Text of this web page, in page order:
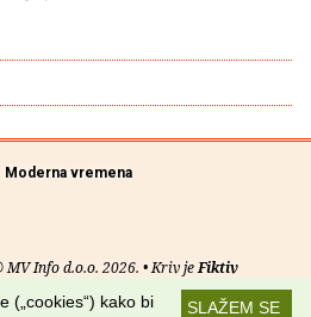
Moderna vremena
Info d.o.o. 2026. • Kriv jeFiktiv
Uvjeti korištenja RSS kanaliSLAŽEM SE
(„cookies“) kako bi